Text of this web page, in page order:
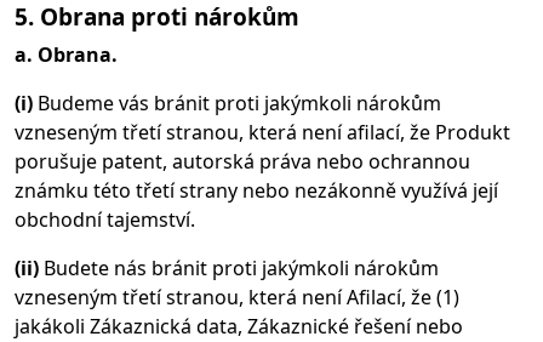
5. Obrana proti nárokům
a. Obrana.
(i) Budeme vás bránit proti jakýmkoli nárokům
vzneseným třetí stranou, která není afilací, že Produkt
porušuje patent, autorská práva nebo ochrannou
známku této třetí strany nebo nezákonně využívá její
obchodní tajemství.
(ii) Budete nás bránit proti jakýmkoli nárokům
vzneseným třetí stranou, která není Afilací, že (1)
jakákoli Zákaznická data, Zákaznické řešení nebo